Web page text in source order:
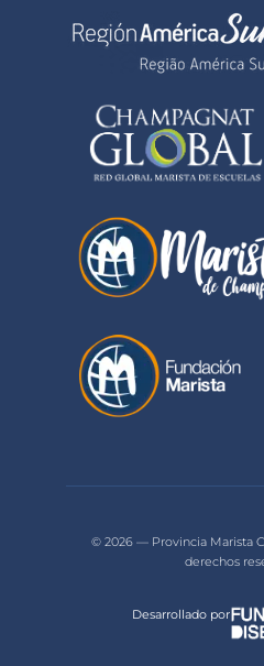
© 2026 — Provincia Marista
derechos
Desarrollado por